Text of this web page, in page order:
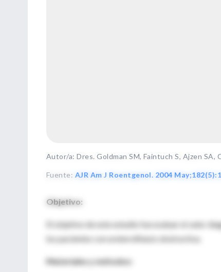
Autor/a: Dres. Goldman SM, Faintuch S, Ajzen SA,
Fuente: AJR Am J Roentgenol. 2004
Objetivo:
El objetivo de este estudio fue evaluar el valor
los pacientes con ureterolitiasis obstructiva.
Materiales y métodos: